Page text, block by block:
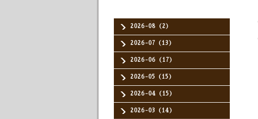
2026-08（2）
2026-07（13）
2026-06（17）
2026-05（15）
2026-04（15）
2026-03（14）